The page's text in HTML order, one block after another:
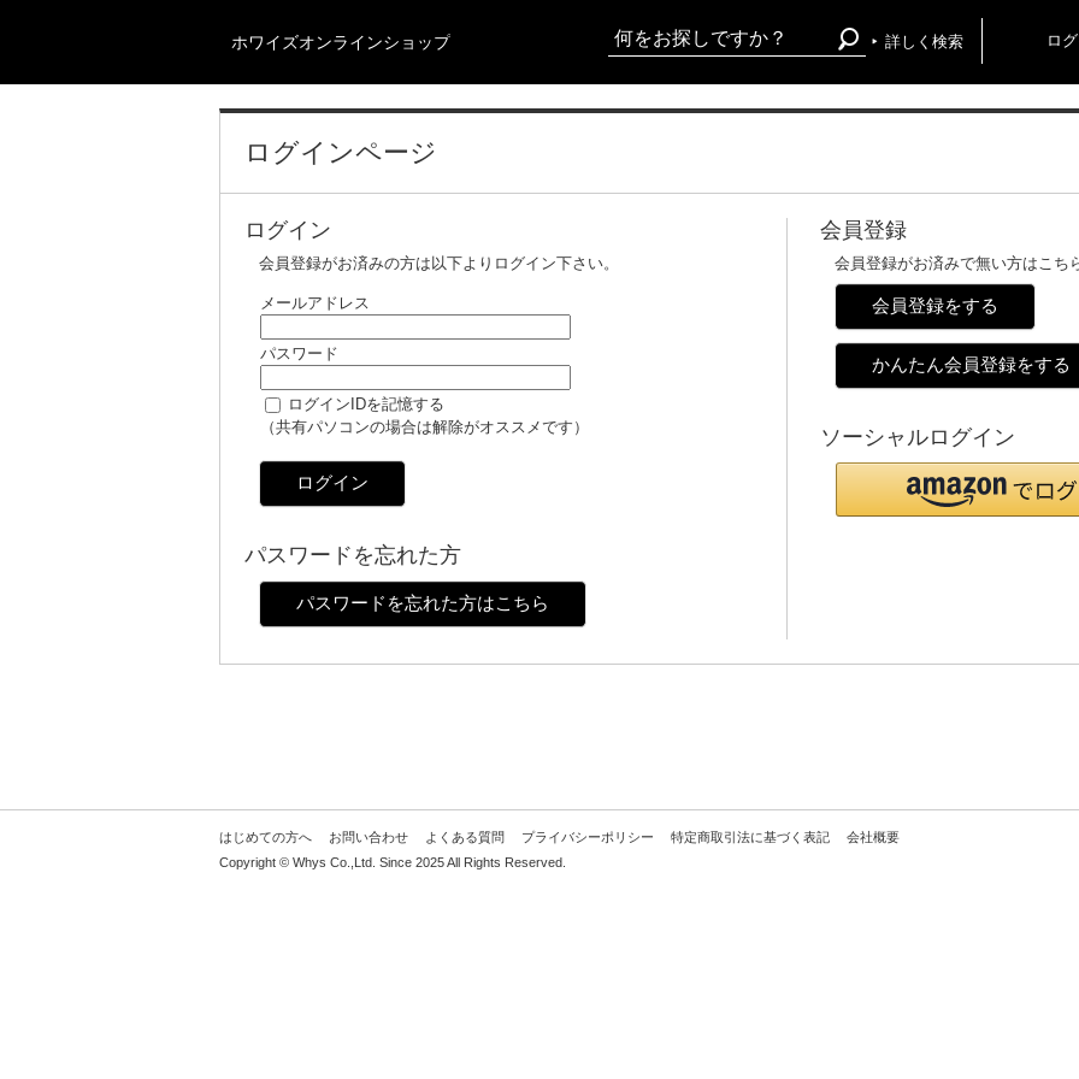
ホワイズオンラインショップ 詳しく検索 ロ
ログインページ
ログイン
会員登録がお済みの方は以下よりログイン下さい。
メールアドレス
パスワード
ログインIDを記憶する
（共有パソコンの場合は解除がオススメです）
ログイン
パスワードを忘れた方
パスワードを忘れた方はこちら
会員登録
会員登録がお済みで無い方はこち
会員登録をする
かんたん会員登録をする
ソーシャルログイン
はじめての方へ お問い合わせ よくある質問 プライバシーポリシー 特定商取引法に基づく表記
会社概要
Copyright © Whys Co.,Ltd. Since 2025 All Rights Reserved.